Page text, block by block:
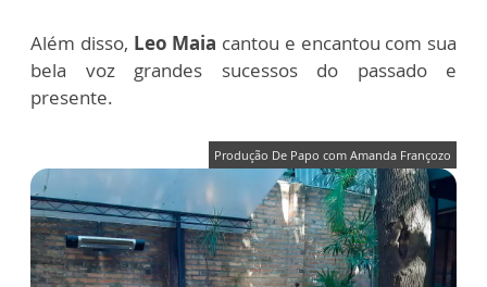
Além disso, Leo Maia cantou e encantou com sua
bela voz grandes sucessos do passado e
presente.
Produção De Papo com Amanda Françozo